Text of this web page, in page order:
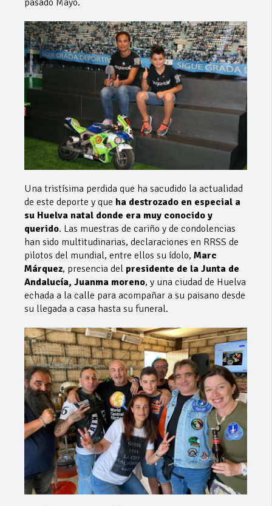
pasado Mayo.
Una tristísima perdida que ha sacudido la actualidad
de este deporte y que ha destrozado en especial a
su Huelva natal donde era muy conocido y
querido. Las muestras de cariño y de condolencias
han sido multitudinarias, declaraciones en RRSS de
pilotos del mundial, entre ellos su ídolo, Marc
Márquez, presencia del presidente de la Junta de
Andalucía, Juanma moreno, y una ciudad de Huelva
echada a la calle para acompañar a su paisano desde
su llegada a casa hasta su funeral.